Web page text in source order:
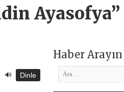
Ayasofya”
🔊 Dinle
Haber Arayın